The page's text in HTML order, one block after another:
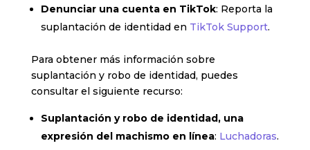
Denunciar una cuenta en TikTok: Reporta la
suplantación de identidad en TikTok Support.
Para obtener más información sobre
suplantación y robo de identidad, puedes
consultar el siguiente recurso:
Suplantación y robo de identidad, una
expresión del machismo en línea: Luchadoras.